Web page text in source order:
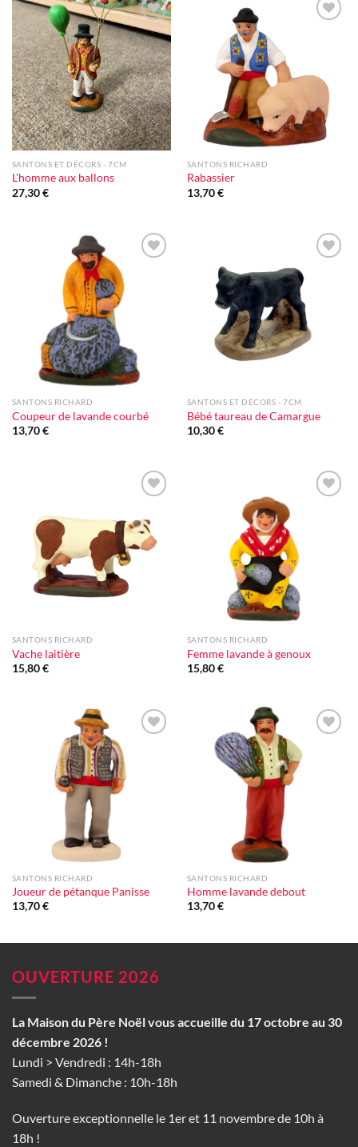
Ajouter
à la liste
d'envie
SANTONS ET DÉCORS - 7CM
L’homme aux ballons
27,30€
SANTONS RICHARD
Rabassier
13,70€
SANTONS RICHARD
Coupeur de lavande courbé
13,70€
SANTONS ET DÉCORS - 7CM
Bébé taureau de Camargue
10,30€
à la liste
d'envie
SANTONS RICHARD
Vache laitière
15,80€
SANTONS RICHARD
Femme lavande à genoux
15,80€
SANTONS RICHARD
Joueur de pétanque Panisse
13,70€
SANTONS RICHARD
Homme lavande debout
13,70€
OUVERTURE 2026
La Maison du Père Noël vous accueille du 17 octobre au 30
décembre 2026 !
Lundi > Vendredi : 14h-18h
Samedi & Dimanche : 10h-18h
Ouverture exceptionnelle le 1er et 11 novembre de 10h à
18h !